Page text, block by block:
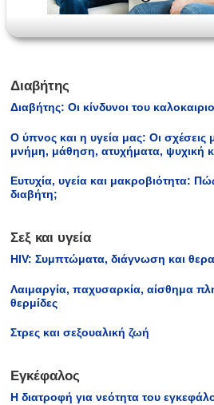
Διαβήτης
Διαβήτης: Οι κίνδυνοι του
Ο ύπνος και η υγεία μας: Οι σχέσεις
μνήμη, μάθηση, ατυχήματα, ψυχική
Ευτυχία, υγεία και μακροβιότητα:
διαβήτη;
Σεξ και υγεία
HIV: Συμπτώματα, διάγνωση και
Λαιμαργία, παχυσαρκία, αίσθημα
θερμίδες
Στρες και σεξουαλική ζωή
Εγκέφαλος
Η διατροφή για νεότητα του